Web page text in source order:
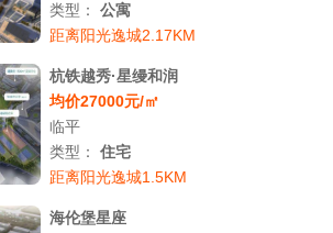
类型：公寓
距离阳光逸城2.17KM
杭铁越秀·星缦和润
均价27000元/㎡
临平
类型：住宅
距离阳光逸城1.5KM
海伦堡星座